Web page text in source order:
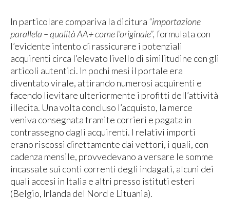
In particolare compariva la dicitura “importazione
parallela – qualità AA+ come l’originale”, formulata con
l’evidente intento di rassicurare i potenziali
acquirenti circa l’elevato livello di similitudine con gli
articoli autentici. In pochi mesi il portale era
diventato virale, attirando numerosi acquirenti e
facendo lievitare ulteriormente i profitti dell’attività
illecita. Una volta concluso l’acquisto, la merce
veniva consegnata tramite corrieri e pagata in
contrassegno dagli acquirenti. I relativi importi
erano riscossi direttamente dai vettori, i quali, con
cadenza mensile, provvedevano a versare le somme
incassate sui conti correnti degli indagati, alcuni dei
quali accesi in Italia e altri presso istituti esteri
(Belgio, Irlanda del Nord e Lituania).